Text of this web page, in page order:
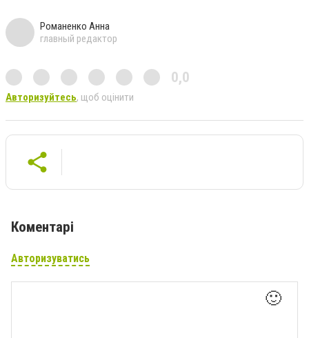
Романенко Анна
главный редактор
0,0
Авторизуйтесь, щоб оцінити
Коментарі
Авторизуватись
🙂